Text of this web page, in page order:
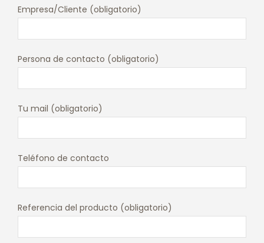
Empresa/Cliente (obligatorio)
Persona de contacto (obligatorio)
Tu mail (obligatorio)
Teléfono de contacto
Referencia del producto (obligatorio)